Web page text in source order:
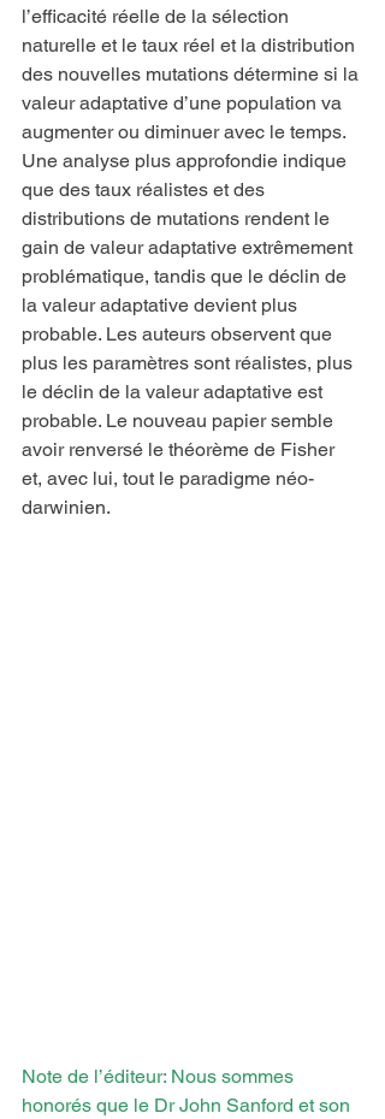
l’efficacité réelle de la sélection
naturelle et le taux réel et la distribution
des nouvelles mutations détermine si la
valeur adaptative d’une population va
augmenter ou diminuer avec le temps.
Une analyse plus approfondie indique
que des taux réalistes et des
distributions de mutations rendent le
gain de valeur adaptative extrêmement
problématique, tandis que le déclin de
la valeur adaptative devient plus
probable. Les auteurs observent que
plus les paramètres sont réalistes, plus
le déclin de la valeur adaptative est
probable. Le nouveau papier semble
avoir renversé le théorème de Fisher
et, avec lui, tout le paradigme néo-
darwinien.
Note de l’éditeur: Nous sommes
honorés que le Dr John Sanford et son